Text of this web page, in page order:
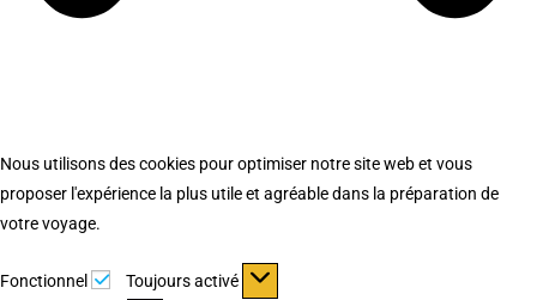
Nous utilisons des cookies pour optimiser notre site web et vous
proposer l'expérience la plus utile et agréable dans la préparation de
votre voyage.
Fonctionnel Fonctionnel
Toujours activé